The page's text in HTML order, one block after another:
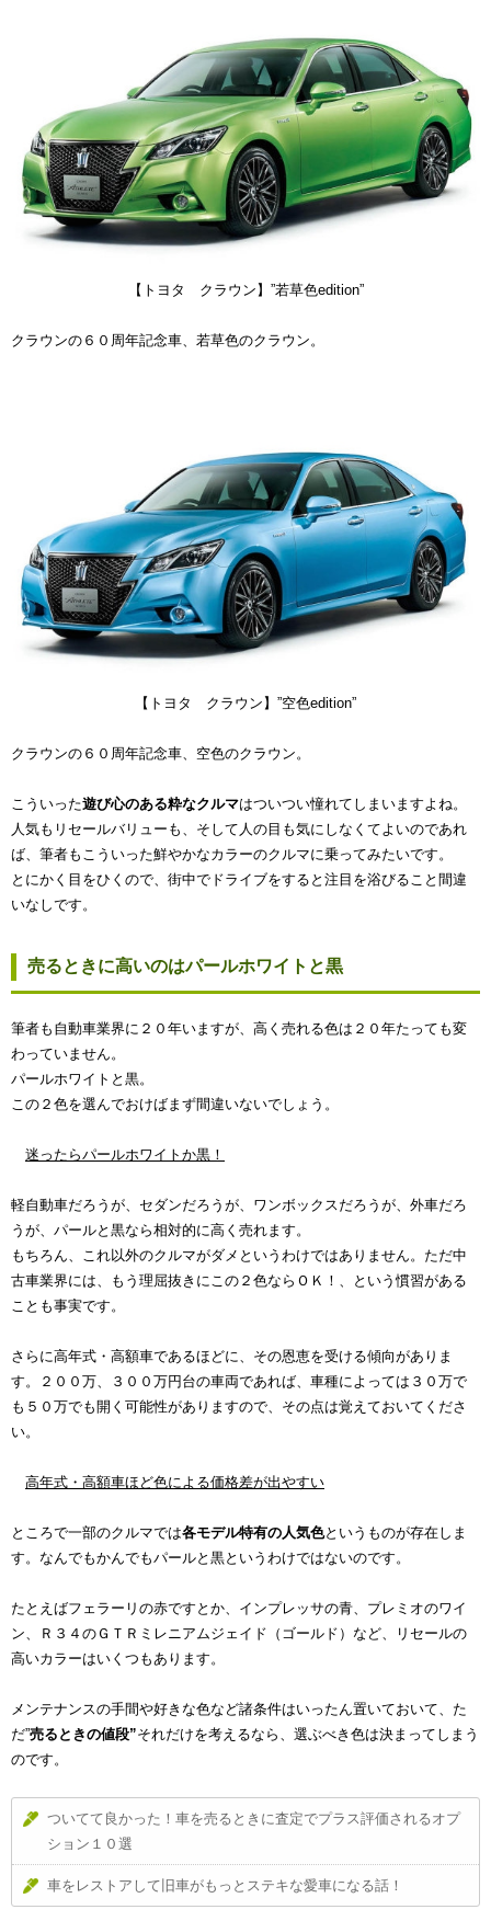
【トヨタ クラウン】”若草色edition”
クラウンの６０周年記念車、若草色のクラウン。
【トヨタ クラウン】”空色edition”
クラウンの６０周年記念車、空色のクラウン。
こういった遊び心のある粋なクルマはついつい憧れてしまいますよね。
人気もリセールバリューも、そして人の目も気にしなくてよいのであれ
ば、筆者もこういった鮮やかなカラーのクルマに乗ってみたいです。
とにかく目をひくので、街中でドライブをすると注目を浴びること間違
いなしです。
売るときに高いのはパールホワイトと黒
筆者も自動車業界に２０年いますが、高く売れる色は２０年たっても変
わっていません。
パールホワイトと黒。
この２色を選んでおけばまず間違いないでしょう。
迷ったらパールホワイトか黒！
軽自動車だろうが、セダンだろうが、ワンボックスだろうが、外車だろ
うが、パールと黒なら相対的に高く売れます。
もちろん、これ以外のクルマがダメというわけではありません。ただ中
古車業界には、もう理屈抜きにこの２色ならＯＫ！、という慣習がある
ことも事実です。
さらに高年式・高額車であるほどに、その恩恵を受ける傾向がありま
す。２００万、３００万円台の車両であれば、車種によっては３０万で
も５０万でも開く可能性がありますので、その点は覚えておいてくださ
い。
高年式・高額車ほど色による価格差が出やすい
ところで一部のクルマでは各モデル特有の人気色というものが存在しま
す。なんでもかんでもパールと黒というわけではないのです。
たとえばフェラーリの赤ですとか、インプレッサの青、プレミオのワイ
ン、Ｒ３４のＧＴＲミレニアムジェイド（ゴールド）など、リセールの
高いカラーはいくつもあります。
メンテナンスの手間や好きな色など諸条件はいったん置いておいて、た
だ”売るときの値段”それだけを考えるなら、選ぶべき色は決まってしまう
のです。
ついてて良かった！車を売るときに査定でプラス評価されるオプ
ション１０選
車をレストアして旧車がもっとステキな愛車になる話！